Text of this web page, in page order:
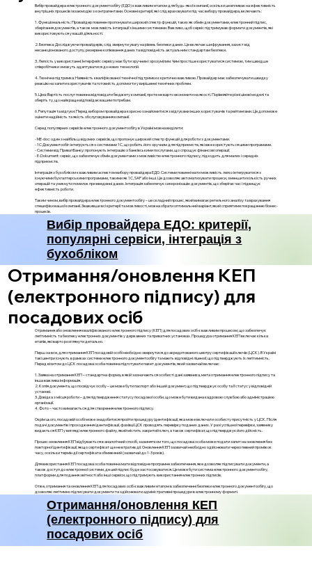
Вибір провайдера електронного документообігу (ЕДО) є важливим етапом для будь-якої компанії, оскільки це впливає на ефективність
внутрішніх процесів і взаємодію з контрагентами. Основні критерії, які слід враховувати під час вибору провайдера, включають:
1. Функціональність: Провайдер повинен пропонувати широкий спектр функцій, таких як обмін документами, електронний підпис,
зберігання документів, а також можливість інтеграції з іншими системами. Важливо, щоб сервіс підтримував формати документів, які
використовуються у вашій діяльності.
2. Безпека: Досліджуючи провайдерів, слід звернути увагу на рівень безпеки даних. Це включає шифрування, захист від
несанкціонованого доступу, резервне копіювання даних та відповідність актуальним стандартам безпеки.
3. Легкість у використанні: Інтерфейс сервісу має бути зручним і зрозумілим. Чим простіше користуватися системою, тим швидше
співробітники зможуть адаптуватися до нових технологій.
4. Технічна підтримка: Наявність кваліфікованої технічної підтримки є критично важливою. Провайдер має забезпечувати швидку
реакцію на запити користувачів та готовність допомогти у вирішенні технічних проблем.
5. Ціна: Вартість послуг повинна відповідати бюджету компанії, проте не варто економити на якості. Порівняйте різні цінові моделі та
оберіть ту, що найкраще відповідає вашим потребам.
6. Репутація та відгуки: Перед вибором провайдера корисно ознайомитися з відгуками інших користувачів та рейтингами. Це допоможе
оцінити надійність та якість обслуговування компанії.
Серед популярних сервісів електронного документообігу в Україні можна виділити:
- МЕ-doc: один з найбільш відомих сервісів, що пропонує широкий спектр функцій для роботи з документами.
- 1С:Документообіг: інтегрується з системами 1С, що робить його зручним для підприємств, які вже користуються цими програмами.
- Системи від ПриватБанку: пропонують інтеграцію з банківськими послугами, що спрощує фінансові операції.
- E-Dokument: сервіс, що забезпечує обмін документами з можливістю електронного підпису, підходить для малих і середніх
підприємств.
Інтеграція з бухобліком є важливим аспектом вибору провайдера ЕДО. Системи повинні мати можливість легко інтегруватися з
існуючими бухгалтерськими програмами, такими як 1С, SAP або інші. Це дозволяє автоматизувати процеси, зменшити кількість ручних
операцій та уникнути помилок при введенні даних. Інтеграція забезпечує синхронізацію документів, що зберігає час і підвищує
ефективність роботи.
Таким чином, вибір провайдера електронного документообігу – це складний процес, який вимагає ретельного аналізу та врахування
специфіки вашої компанії. Зваживши всі критерії та можливості, можна обрати оптимальний варіант, який сприятиме покращенню бізнес-
процесів.
Вибір провайдера ЕДО: критерії,
популярні сервіси, інтеграція з
бухобліком
Отримання/оновлення КЕП
(електронного підпису) для
посадових осіб
Отримання або оновлення кваліфікованого електронного підпису (КЕП) для посадових осіб є важливим процесом, що забезпечує
легітимність та безпеку електронних документів у державних та приватних установах. Процедура отримання КЕП включає кілька
етапів, які варто розглянути детально.
Перш за все, для отримання КЕП посадовій особі необхідно звернутися до акредитованого центру сертифікації ключів (ЦСК). В Україні
такі центри існують в рамках системи електронного документообігу та мають відповідні ліцензії, що підтверджують їх легітимність.
Перед візитом до ЦСК посадова особа повинна підготувати пакет документів, який зазвичай включає:
1. Заява на отримання КЕП – стандартна форма, в якій зазначаються особисті дані заявника, мета отримання електронного підпису та
інша важлива інформація.
2. Копія документа, що посвідчує особу – це може бути паспорт або інший документ, що підтверджує особу та її статус у відповідній
установі.
3. Довідка з місця роботи – для підтвердження статусу посадової особи, що може бути видана кадровою службою або адміністрацією
організації.
4. Фото – часто вимагається для створення електронного підпису.
Окрім цього, посадовій особі може знадобитися пройти процедуру ідентифікації, яка може включати особисту присутність у ЦСК. Після
подачі документів і проходження ідентифікації, фахівці ЦСК проводять перевірку поданих даних. У разі успішної перевірки, заявнику
видається КЕП у вигляді електронного файлу, який містить закритий ключ, а також сертифікат, що підтверджує його дійсність.
Процес оновлення КЕП відбувається в аналогічний спосіб, за винятком того, що посадова особа може подати запит на оновлення без
повторної ідентифікації, якщо сертифікат ще не втратив дії. Оновлення КЕП зазвичай необхідно здійснювати через певний проміжок
часу, оскільки термін дії сертифіката обмежений (зазвичай до 1-3 років).
Для використання КЕП посадова особа повинна мати відповідне програмне забезпечення, яке дозволяє підписувати документи, а
також доступ до електронної системи, де цей підпис буде застосовуватися. Це може бути система електронного документообігу,
платформи для подання звітності або інші сервіси, що підтримують використання електронних підписів.
Отже, отримання та оновлення КЕП для посадових осіб є важливим етапом в забезпеченні безпеки електронного документообігу, що
дозволяє легітимно підписувати документи та здійснювати адміністративні процедури в електронному форматі.
Отримання/оновлення КЕП
(електронного підпису) для
посадових осіб